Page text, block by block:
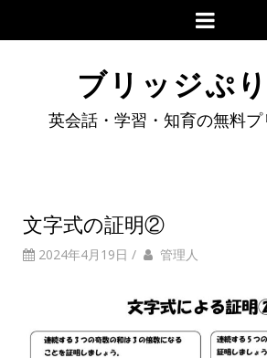
ブリッジぷ
英会話・学習・知育の無料プ
文字式の証明②
2024年4月19日 / 管理人